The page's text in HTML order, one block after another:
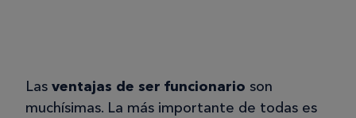
Las ventajas de ser funcionario son
muchísimas. La más importante de todas es